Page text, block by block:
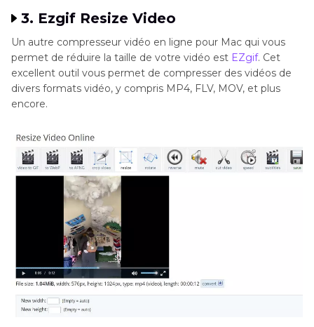
3. Ezgif Resize Video
Un autre compresseur vidéo en ligne pour Mac qui vous
permet de réduire la taille de votre vidéo est EZgif. Cet
excellent outil vous permet de compresser des vidéos de
divers formats vidéo, y compris MP4, FLV, MOV, et plus
encore.